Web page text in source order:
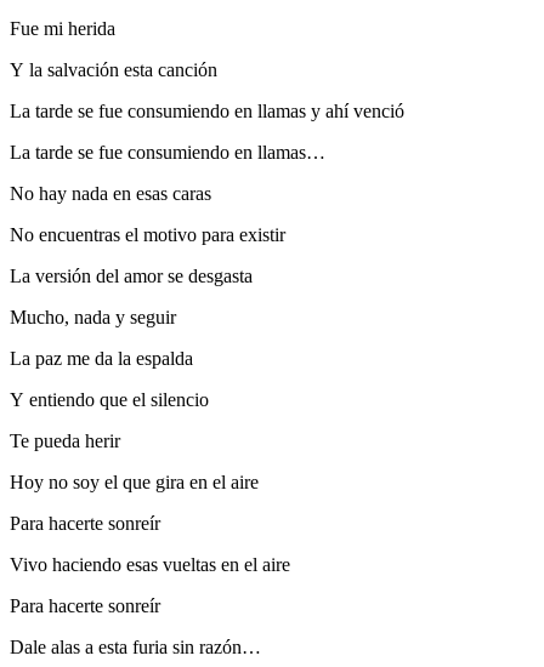
Fue mi herida
Y la salvación esta canción
La tarde se fue consumiendo en llamas y ahí venció
La tarde se fue consumiendo en llamas…
No hay nada en esas caras
No encuentras el motivo para existir
La versión del amor se desgasta
Mucho, nada y seguir
La paz me da la espalda
Y entiendo que el silencio
Te pueda herir
Hoy no soy el que gira en el aire
Para hacerte sonreír
Vivo haciendo esas vueltas en el aire
Para hacerte sonreír
Dale alas a esta furia sin razón…